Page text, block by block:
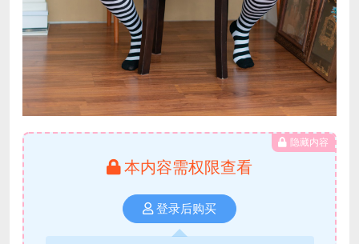
隐藏内容
本内容需权限查看
登录后购买